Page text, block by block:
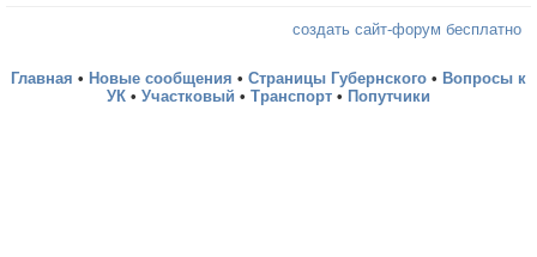
создать сайт-форум бесплатно
Главная • Новые сообщения • Страницы Губернского • Вопросы к
УК • Участковый • Транспорт • Попутчики